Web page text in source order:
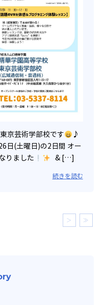
京芸術学部校です
♪
日(土曜日)の2日間 オー
りました
& […]
続きを読む
＞ ≫